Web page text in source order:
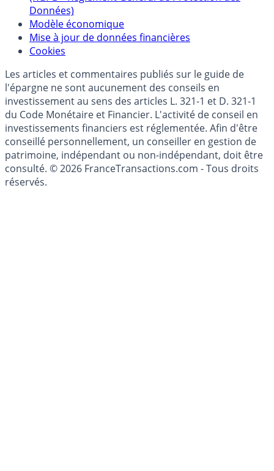
Politique de gestion des données personnelles
(RGPD - Règlement Général de Protection des
Données)
Modèle économique
Cookies
Les articles et commentaires publiés sur le guide de
l'épargne ne sont aucunement des conseils en
investissement au sens des articles L. 321-1 et D. 321-1
du Code Monétaire et Financier. L'activité de conseil en
investissements financiers est réglementée. Afin d'être
conseillé personnellement, un conseiller en gestion de
patrimoine, indépendant ou non-indépendant, doit être